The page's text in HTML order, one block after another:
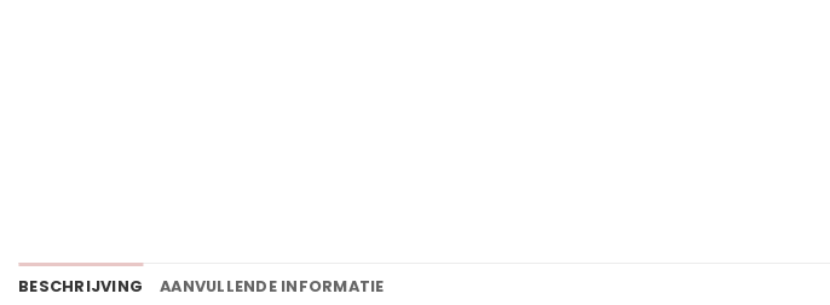
BESCHRIJVING AANVULLENDE INFORMATIE